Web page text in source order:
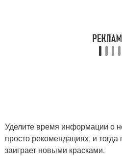
Красивые шторы
Уделите время информации о
просто рекомендациях, и тогда
заиграет новыми красками.